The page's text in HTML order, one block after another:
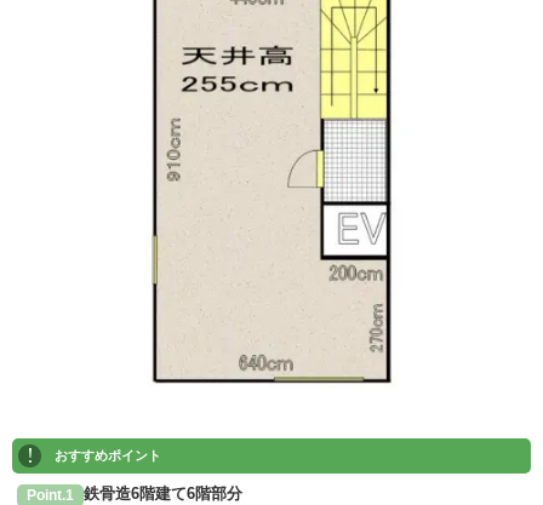
! おすすめポイント
Point.1 鉄骨造6階建て6階部分